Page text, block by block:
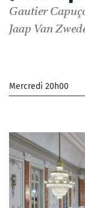
Gautier
Jaap Van
Mercredi 20h00